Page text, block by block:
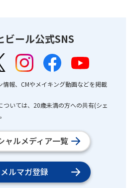
ビール公式SNS
情報、CMやメイキング動画などを掲載
いては、20歳未満の方への共有(シェ
ャルメディア一覧
メルマガ登録